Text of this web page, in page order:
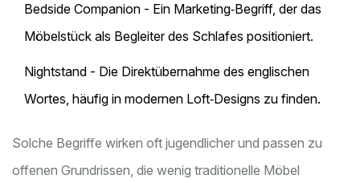
Bedside Companion - Ein Marketing‑Begriff, der das
Möbelstück als Begleiter des Schlafes positioniert.
Nightstand - Die Direktübernahme des englischen
Wortes, häufig in modernen Loft‑Designs zu finden.
Solche Begriffe wirken oft jugendlicher und passen zu
offenen Grundrissen, die wenig traditionelle Möbel